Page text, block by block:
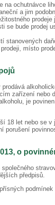
na ochutnávce
a jim
se bude prodej
stanovených
místo
zařízení nebo
je
18 let nebo se
porušení
o
předpisů.